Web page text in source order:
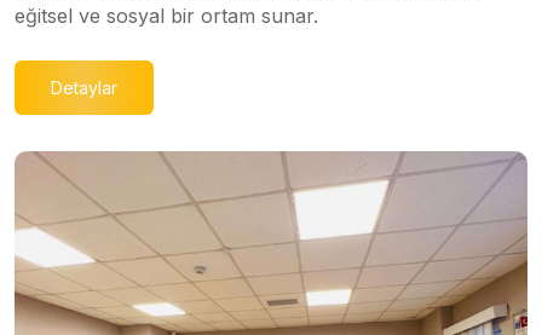
eğitsel ve sosyal bir ortam sunar.
Detaylar